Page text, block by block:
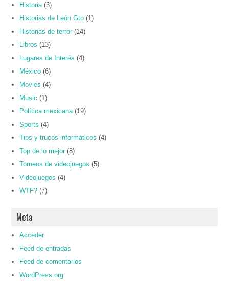
Historia (3)
Historias de León Gto (1)
Historias de terror (14)
Libros (13)
Lugares de Interés (4)
México (6)
Movies (4)
Music (1)
Política mexicana (19)
Sports (4)
Tips y trucos informáticos (4)
Top de lo mejor (8)
Torneos de videojuegos (5)
Videojuegos (4)
WTF? (7)
Meta
Acceder
Feed de entradas
Feed de comentarios
WordPress.org